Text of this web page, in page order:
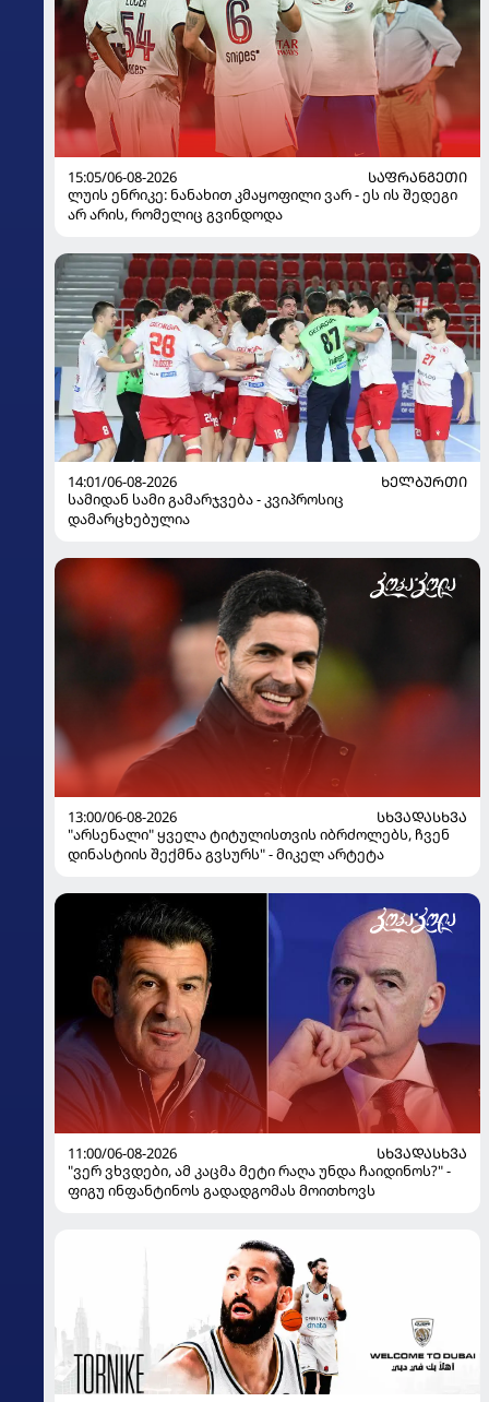
15:05/06-08-2026
ᲡᲐᲤᲠᲐᲜᲒᲔᲗᲘ
ლუის ენრიკე: ნანახით კმაყოფილი ვარ - ეს ის შედეგი
არ არის, რომელიც გვინდოდა
14:01/06-08-2026
ᲮᲔᲚᲑᲣᲠᲗᲘ
სამიდან სამი გამარჯვება - კვიპროსიც
დამარცხებულია
13:00/06-08-2026
ᲡᲮᲕᲐᲓᲐᲡᲮᲕᲐ
"არსენალი" ყველა ტიტულისთვის იბრძოლებს, ჩვენ
დინასტიის შექმნა გვსურს" - მიკელ არტეტა
11:00/06-08-2026
ᲡᲮᲕᲐᲓᲐᲡᲮᲕᲐ
"ვერ ვხვდები, ამ კაცმა მეტი რაღა უნდა ჩაიდინოს?" -
ფიგუ ინფანტინოს გადადგომას მოითხოვს